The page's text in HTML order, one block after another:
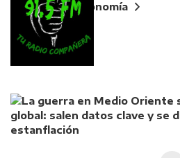
Home
Economía
La guerra en Medio Oriente
global: salen datos clave y se
estanflación